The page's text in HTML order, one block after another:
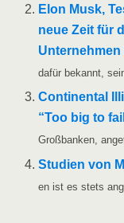
Elon Musk,
neue Zeit für
Unter­neh­men
dafür bekannt,
Con­ti­nen­tal
“Too big to
Groß­ban­ken,
Stu­di­en von
en ist es stets